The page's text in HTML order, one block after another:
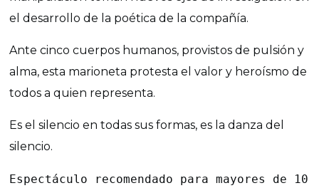
el desarrollo de la poética de la compañía.
Ante cinco cuerpos humanos, provistos de pulsión y
alma, esta marioneta protesta el valor y heroísmo de
todos a quien representa.
Es el silencio en todas sus formas, es la danza del
silencio.
Espectáculo recomendado para mayores de 10